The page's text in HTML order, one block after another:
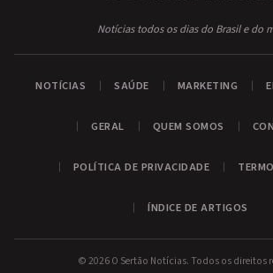
Notícias todos os dias do Brasil e do
NOTÍCIAS SAÚDE MARKETING
GERAL QUEM SOMOS
POLÍTICA DE PRIVACIDADE
ÍNDICE DE ARTIGOS
© 2026 O Sertão Notícias. Todos os direitos